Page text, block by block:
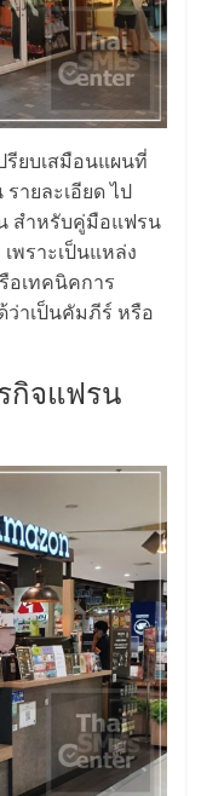
ยบเสมือนแผนที่
ายละเอียด ไป
สำหรับคู่มือแฟรน
พราะเป็นแหล่ง
อเทคนิคการ
ว่าเป็นคัมภีร์ หรือ
กิจแฟรน